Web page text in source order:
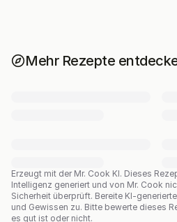
Mehr Rezepte
Erzeugt mit der Mr. Cook KI. Dieses
Intelligenz generiert und von Mr. Cook
Sicherheit überprüft. Bereite KI-
und Gewissen zu. Bitte bewerte dieses
es gut ist oder nicht.